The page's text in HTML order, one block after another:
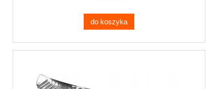
do koszyka